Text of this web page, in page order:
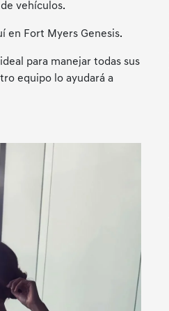
vehículos.
en Fort Myers Genesis.
para manejar todas sus
equipo lo ayudará a